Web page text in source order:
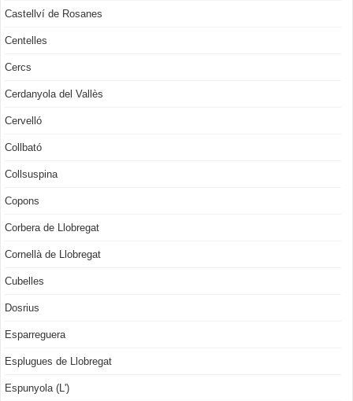
Castellví de Rosanes
Centelles
Cercs
Cerdanyola del Vallès
Cervelló
Collbató
Collsuspina
Copons
Corbera de Llobregat
Cornellà de Llobregat
Cubelles
Dosrius
Esparreguera
Esplugues de Llobregat
Espunyola (L')